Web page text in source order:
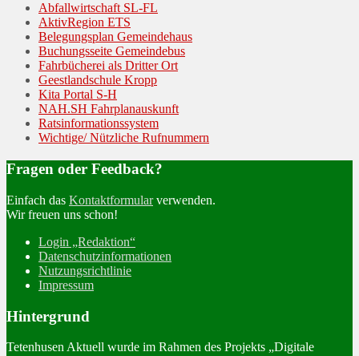
Abfallwirtschaft SL-FL
AktivRegion ETS
Belegungsplan Gemeindehaus
Buchungsseite Gemeindebus
Fahrbücherei als Dritter Ort
Geestlandschule Kropp
Kita Portal S-H
NAH.SH Fahrplanauskunft
Ratsinformationssystem
Wichtige/ Nützliche Rufnummern
Fragen oder Feedback?
Einfach das Kontaktformularverwenden.
Wir freuen uns schon!
Login „Redaktion“
Datenschutzinformationen
Nutzungsrichtlinie
Impressum
Hintergrund
Tetenhusen Aktuell wurde im Rahmen des Projekts „Digitale